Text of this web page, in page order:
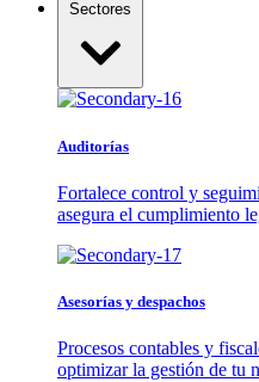
Sectores
Auditorías
Fortalece control y
asegura el cumplimiento
Asesorías y despachos
Procesos contables y
optimizar la gestión de tu